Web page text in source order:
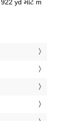
922 yd માટે m